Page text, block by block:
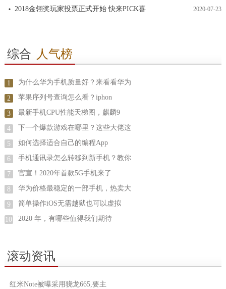
2018金翎奖玩家投票正式开始 快来PICK喜 2020-07-23
综合 人气榜
1 为什么华为手机质量好？来看看华为
2 苹果序列号查询怎么看？iphon
3 最新手机CPU性能天梯图，麒麟9
4 下一个爆款游戏在哪里？这些大佬这
5 如何选择适合自己的编程App
6 手机通讯录怎么转移到新手机？教你
7 官宣！2020年首款5G手机来了
8 华为价格最稳定的一部手机，热卖大
9 简单操作iOS无需越狱也可以虚拟
10 2020 年，有哪些值得我们期待
滚动资讯
红米Note被曝采用骁龙665,要主